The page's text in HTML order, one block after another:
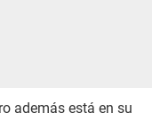
además está en su